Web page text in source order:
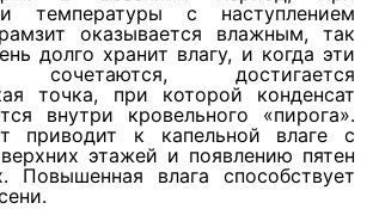
керамогранита
мрамора
колонн
температуры с наступлением
оказывается влажным, так
долго хранит влагу, и когда эти
сочетаются, достигается
точка, при которой конденсат
внутри кровельного «пирога».
приводит к капельной влаге с
этажей и появлению пятен
Повышенная влага способствует